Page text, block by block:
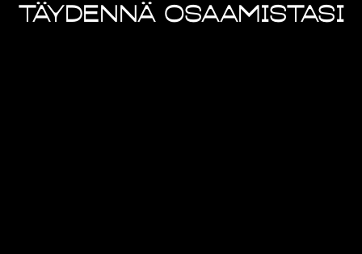
Täydennä osaamistasi